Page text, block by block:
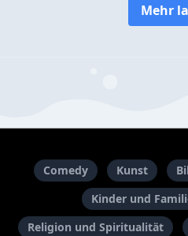
Mehr
Comedy Kunst
Kinder und
Religion und Spiritualität